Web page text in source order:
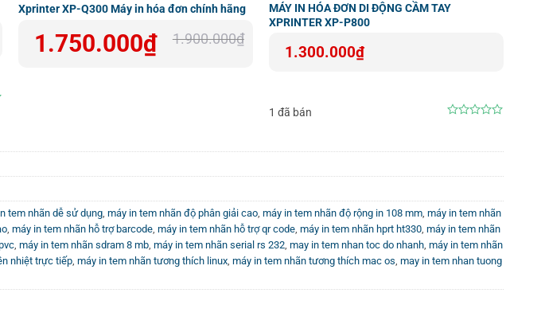
ruy băng còn lại, tiện lợi cho quá trình vận hành.
và loại giấy để đảm bảo độ chính xác cao trong quá trình in.
độ bền và hiệu suất.
Xprinter XP-Q300 Máy in hóa đơn chính hãng
1.900.000₫
Giá
gốc
1.750.000₫
Giá
hiện
MÁY IN HÓA ĐƠN DI ĐỘNG CẦM TAY
XPRINTER XP-P800
1.300.000₫
1 đã bán
tem nhãn dễ sử dụng máy in tem nhãn độ phân giải cao máy in tem nhãn độ rộng in 108 mm máy in tem nhãn
máy in tem nhãn hỗ trợ barcode máy in tem nhãn hỗ trợ qr code máy in tem nhãn hprt ht330 máy in tem nhãn
máy in tem nhãn sdram 8 mb máy in tem nhãn serial rs 232 may in tem nhan toc do nhanh máy in tem nhãn
nhiệt trực tiếp máy in tem nhãn tương thích linux máy in tem nhãn tương thích mac os may in tem nhan tuong